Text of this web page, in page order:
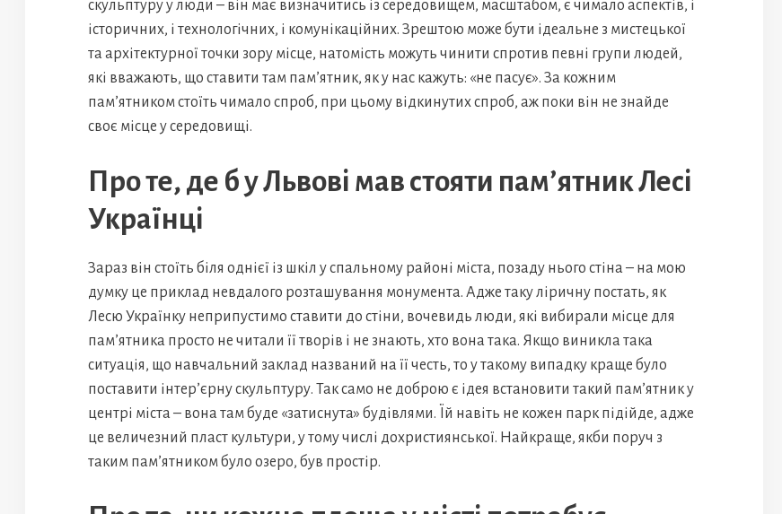
скульптуру у люди – він має визначитись із середовищем, масштабом, є чимало аспектів, і
історичних, і технологічних, і комунікаційних. Зрештою може бути ідеальне з мистецької
та архітектурної точки зору місце, натомість можуть чинити спротив певні групи людей,
які вважають, що ставити там пам’ятник, як у нас кажуть: «не пасує». За кожним
пам’ятником стоїть чимало спроб, при цьому відкинутих спроб, аж поки він не знайде
своє місце у середовищі.
Про те, де б у Львові мав стояти пам’ятник Лесі
Українці
Зараз він стоїть біля однієї із шкіл у спальному районі міста, позаду нього стіна – на мою
думку це приклад невдалого розташування монумента. Адже таку ліричну постать, як
Лесю Українку неприпустимо ставити до стіни, вочевидь люди, які вибирали місце для
пам’ятника просто не читали її творів і не знають, хто вона така. Якщо виникла така
ситуація, що навчальний заклад названий на її честь, то у такому випадку краще було
поставити інтер’єрну скульптуру. Так само не доброю є ідея встановити такий пам’ятник у
центрі міста – вона там буде «затиснута» будівлями. Їй навіть не кожен парк підійде, адже
це величезний пласт культури, у тому числі дохристиянської. Найкраще, якби поруч з
таким пам’ятником було озеро, був простір.